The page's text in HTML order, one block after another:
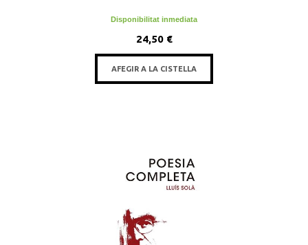
Disponibilitat inmediata
24,50 €
AFEGIR A LA CISTELLA